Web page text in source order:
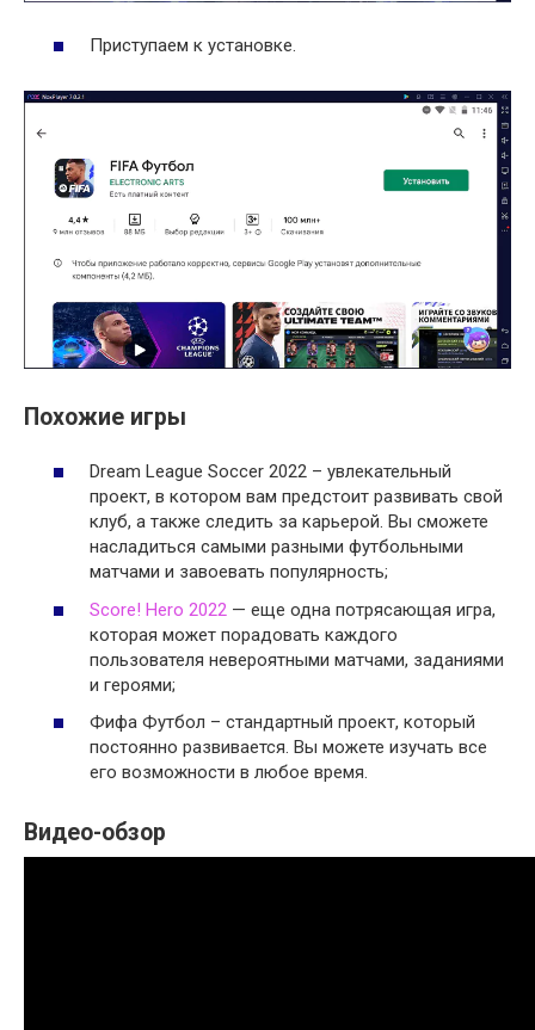
Приступаем к установке.
Похожие игры
Dream League Soccer 2022 – увлекательный
проект, в котором вам предстоит развивать свой
клуб, а также следить за карьерой. Вы сможете
насладиться самыми разными футбольными
матчами и завоевать популярность;
Score! Hero 2022 — еще одна потрясающая игра,
которая может порадовать каждого
пользователя невероятными матчами, заданиями
и героями;
Фифа Футбол – стандартный проект, который
постоянно развивается. Вы можете изучать все
его возможности в любое время.
Видео-обзор